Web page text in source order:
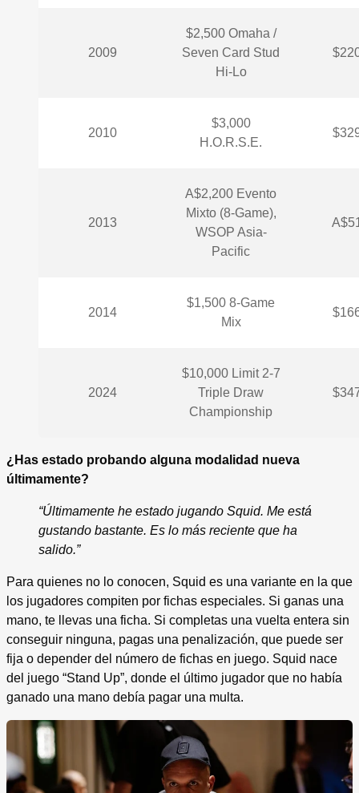
2009
$2,500 Omaha /
Seven Card Stud
Hi-Lo
2010
$3,000
H.O.R.S.E.
2013
A$2,200 Evento
Mixto (8-Game),
WSOP Asia-
Pacific
2014
$1,500 8-Game
Mix
2024
$10,000 Limit 2-7
Triple Draw
Championship
¿Has estado probando alguna modalidad nueva
últimamente?
“Últimamente he estado jugando Squid. Me está
gustando bastante. Es lo más reciente que ha
salido.”
Para quienes no lo conocen, Squid es una variante en la que
los jugadores compiten por fichas especiales. Si ganas una
mano, te llevas una ficha. Si completas una vuelta entera sin
conseguir ninguna, pagas una penalización, que puede ser
fija o depender del número de fichas en juego. Squid nace
del juego “Stand Up”, donde el último jugador que no había
ganado una mano debía pagar una multa.